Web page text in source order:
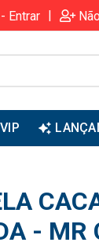
Entrar |
- MR